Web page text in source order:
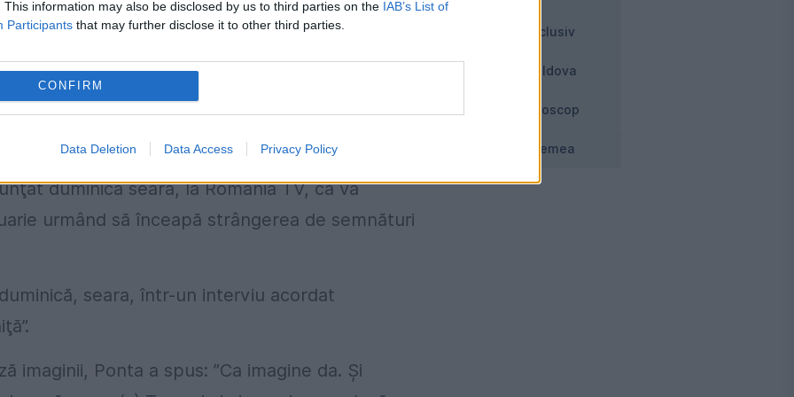
This information may also be disclosed by us to third parties on the IAB’s List of
Participants that may further disclose it to other third parties.
CONFIRM
Data Deletion Data Access Privacy Policy
democraţi din PSD, Ponta a răspuns: ”Nu.
ce aşteaptă alegătorii de la noi”.
că în 2016 bătălia noastră politică e pentru
domnul Orban, domnul Atanasiu - cred că
duminică seară, la România TV, că va
urmând să înceapă strângerea de semnături
seara, într-un interviu acordat
imaginii, Ponta a spus: ”Ca imagine da. Şi
Exclusiv
Moldova
Horoscop
Vremea